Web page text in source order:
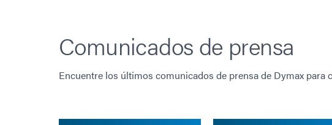
Comunicados de prensa
Encuentre los últimos comunicados de prensa de Dymax